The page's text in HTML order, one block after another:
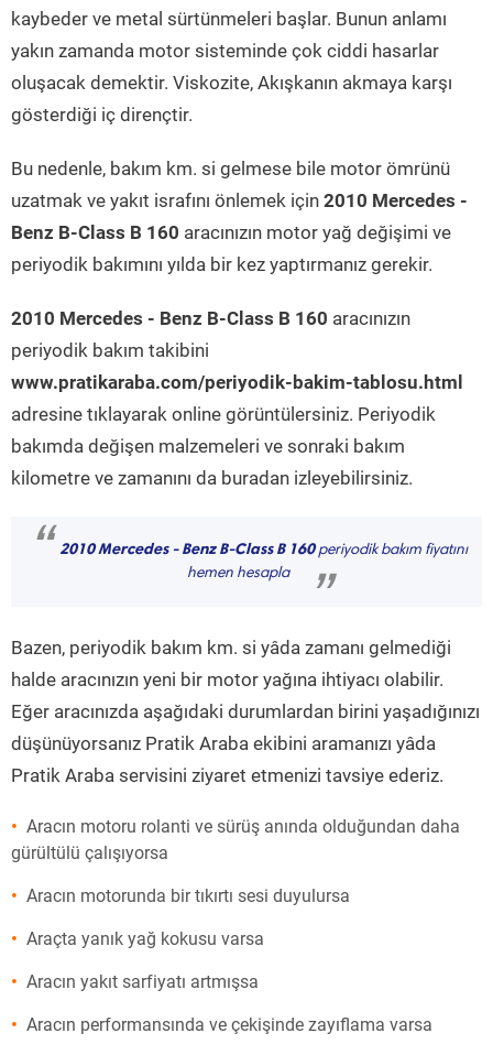
kaybeder ve metal sürtünmeleri başlar. Bunun anlamı
yakın zamanda motor sisteminde çok ciddi hasarlar
oluşacak demektir. Viskozite, Akışkanın akmaya karşı
gösterdiği iç dirençtir.
Bu nedenle, bakım km. si gelmese bile motor ömrünü
uzatmak ve yakıt israfını önlemek için 2010 Mercedes -
Benz B-Class B 160 aracınızın motor yağ değişimi ve
periyodik bakımını yılda bir kez yaptırmanız gerekir.
2010 Mercedes - Benz B-Class B 160 aracınızın
periyodik bakım takibini
www.pratikaraba.com/periyodik-bakim-tablosu.html
adresine tıklayarak online görüntülersiniz. Periyodik
bakımda değişen malzemeleri ve sonraki bakım
kilometre ve zamanını da buradan izleyebilirsiniz.
“ 2010 Mercedes - Benz B-Class B 160periyodik bakım fiyatını
hemen hesapla
”
Bazen, periyodik bakım km. si yâda zamanı gelmediği
halde aracınızın yeni bir motor yağına ihtiyacı olabilir.
Eğer aracınızda aşağıdaki durumlardan birini yaşadığınızı
düşünüyorsanız Pratik Araba ekibini aramanızı yâda
Pratik Araba servisini ziyaret etmenizi tavsiye ederiz.
Aracın motoru rolanti ve sürüş anında olduğundan daha
gürültülü çalışıyorsa
Aracın motorunda bir tıkırtı sesi duyulursa
Araçta yanık yağ kokusu varsa
Aracın yakıt sarfiyatı artmışsa
Aracın performansında ve çekişinde zayıflama varsa